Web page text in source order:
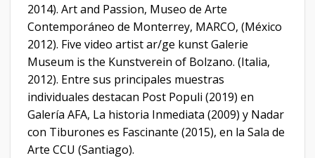
2014). Art and Passion, Museo de Arte
Contemporáneo de Monterrey, MARCO, (México
2012). Five video artist ar/ge kunst Galerie
Museum is the Kunstverein of Bolzano. (Italia,
2012). Entre sus principales muestras
individuales destacan Post Populi (2019) en
Galería AFA, La historia Inmediata (2009) y Nadar
con Tiburones es Fascinante (2015), en la Sala de
Arte CCU (Santiago).